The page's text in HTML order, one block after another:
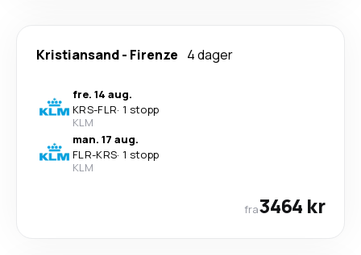
Kristiansand- Firenze 4 dager
fre. 14 aug.
KRS-FLR· 1 stopp
KLM
man. 17 aug.
FLR-KRS· 1 stopp
KLM
fra3464 kr